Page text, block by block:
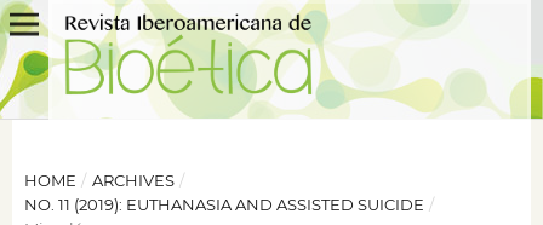
HOME / ARCHIVES /
NO. 11 (2019): EUTHANASIA AND ASSISTED SUICIDE /